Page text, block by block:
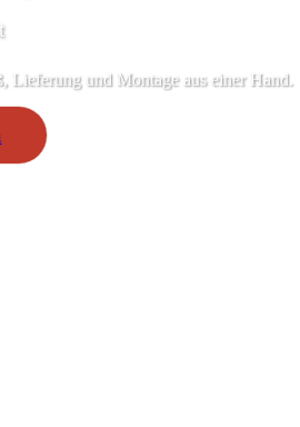
Lieferung und Montage aus einer Hand.